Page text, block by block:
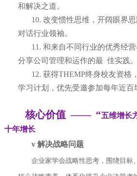
和解决之道。
10. 改变惯性思维，开阔眼界思
对话行业领袖。
11. 和来自不同行业的优秀经营
分享公司管理和运作的最 佳实践。
12. 获得THEMP终身校友资格
学习计划，优先受邀参加每年近百
核心价值 —— “五维增长
十年增长
v 解决战略问题
企业家学会战略性思考，围绕目标